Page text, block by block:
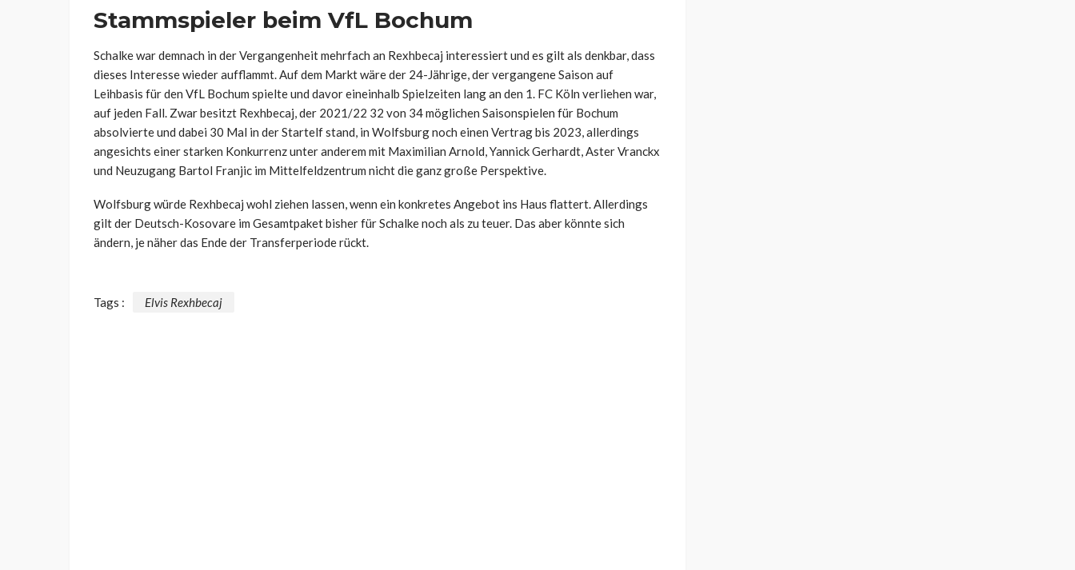
Stammspieler beim VfL Bochum
Schalke war demnach in der Vergangenheit mehrfach an Rexhbecaj interessiert und es gilt als denkbar, dass
dieses Interesse wieder aufflammt. Auf dem Markt wäre der 24-Jährige, der vergangene Saison auf
Leihbasis für den VfL Bochum spielte und davor eineinhalb Spielzeiten lang an den 1. FC Köln verliehen war,
auf jeden Fall. Zwar besitzt Rexhbecaj, der 2021/22 32 von 34 möglichen Saisonspielen für Bochum
absolvierte und dabei 30 Mal in der Startelf stand, in Wolfsburg noch einen Vertrag bis 2023, allerdings
angesichts einer starken Konkurrenz unter anderem mit Maximilian Arnold, Yannick Gerhardt, Aster Vranckx
und Neuzugang Bartol Franjic im Mittelfeldzentrum nicht die ganz große Perspektive.
Wolfsburg würde Rexhbecaj wohl ziehen lassen, wenn ein konkretes Angebot ins Haus flattert. Allerdings
gilt der Deutsch-Kosovare im Gesamtpaket bisher für Schalke noch als zu teuer. Das aber könnte sich
ändern, je näher das Ende der Transferperiode rückt.
Tags : Elvis Rexhbecaj